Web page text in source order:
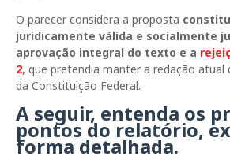
O parecer considera a proposta
juridicamente válida e socialmente
aprovação integral do texto e a
2, que pretendia manter a redação atual
da Constituição Federal.
A seguir, entenda os
pontos do relatório,
forma detalhada.